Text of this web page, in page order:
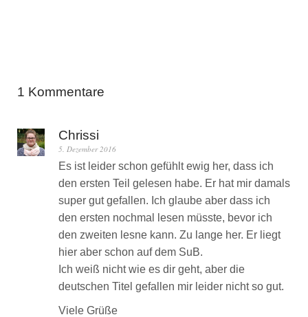
1 Kommentare
Chrissi
5. Dezember 2016
Es ist leider schon gefühlt ewig her, dass ich
den ersten Teil gelesen habe. Er hat mir damals
super gut gefallen. Ich glaube aber dass ich
den ersten nochmal lesen müsste, bevor ich
den zweiten lesne kann. Zu lange her. Er liegt
hier aber schon auf dem SuB.
Ich weiß nicht wie es dir geht, aber die
deutschen Titel gefallen mir leider nicht so gut.
Viele Grüße